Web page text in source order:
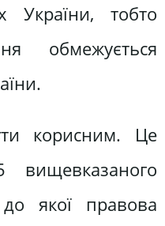
України, тобто
обмежується
корисним. Це
якої правова